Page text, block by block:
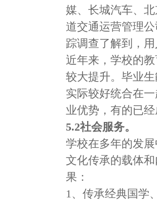
媒、长城汽车、
道交通运营管理
踪调查了解到，
近年来，学校的
较大提升。毕业
实际较好统合在
业优势，有的已
5.2社会服务。
学校在多年的发
文化传承的载体
果：
1、传承经典国学